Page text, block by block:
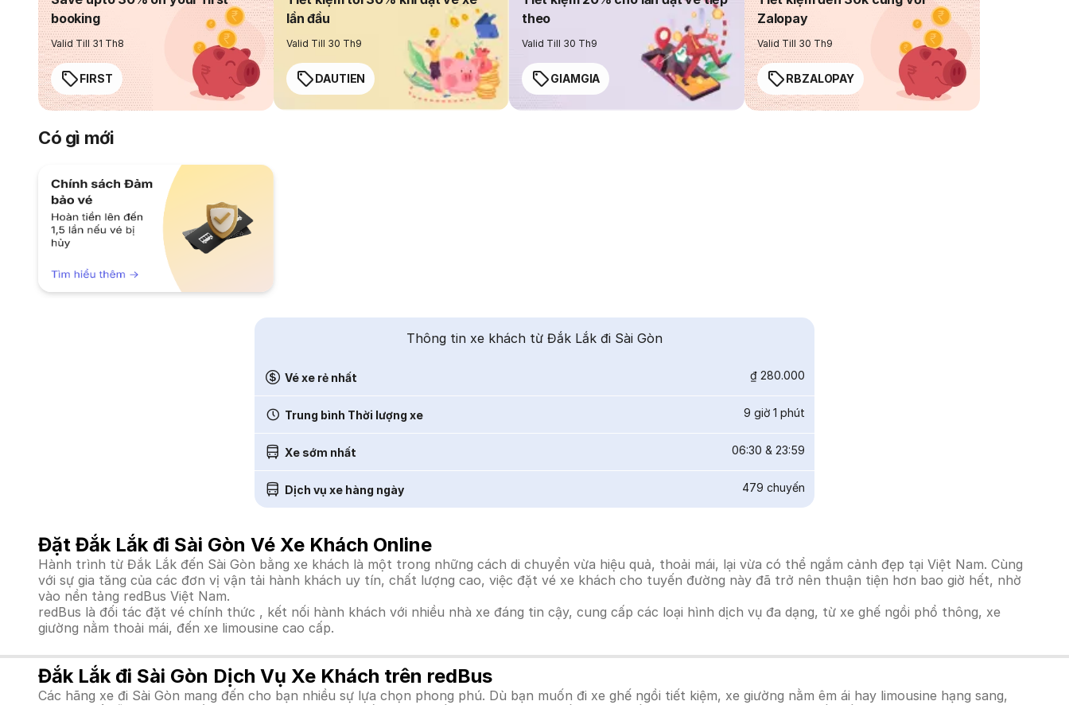
booking
Valid Till 31 Th8
FIRST
lần đầu
Valid Till 30 Th9
DAUTIEN
theo
Valid Till 30 Th9
GIAMGIA
Zalopay
Valid Till 30 Th9
RBZALOPAY
Có gì mới
Thông tin xe khách từ Đắk Lắk đi Sài Gòn
Vé xe rẻ nhất ₫ 280.000
Trung bình Thời lượng xe 9 giờ 1 phút
Xe sớm nhất 06:30 & 23:59
Dịch vụ xe hàng ngày 479 chuyến
Đặt Đắk Lắk đi Sài Gòn Vé Xe Khách Online
Hành trình từ Đắk Lắk đến Sài Gòn bằng xe khách là một trong những cách di chuyển vừa hiệu quả, thoải mái, lại vừa có thể ngắm cảnh đẹp tại Việt Nam. Cùng
với sự gia tăng của các đơn vị vận tải hành khách uy tín, chất lượng cao, việc đặt vé xe khách cho tuyến đường này đã trở nên thuận tiện hơn bao giờ hết, nhờ
vào nền tảng redBus Việt Nam.
redBus là đối tác đặt vé chính thức , kết nối hành khách với nhiều nhà xe đáng tin cậy, cung cấp các loại hình dịch vụ đa dạng, từ xe ghế ngồi phổ thông, xe
giường nằm thoải mái, đến xe limousine cao cấp.
Đắk Lắk đi Sài Gòn Dịch Vụ Xe Khách trên redBus
Các hãng xe đi Sài Gòn mang đến cho bạn nhiều sự lựa chọn phong phú. Dù bạn muốn đi xe ghế ngồi tiết kiệm, xe giường nằm êm ái hay limousine hạng sang,